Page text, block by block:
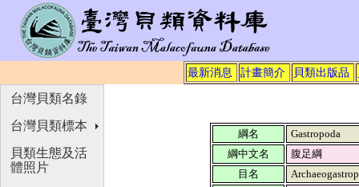
最新消息 計畫簡介 貝類出版品
綱名
Gastropoda
綱中文名
腹足綱
目名
台灣貝類名錄
台灣貝類標本
貝類生態及活
體照片